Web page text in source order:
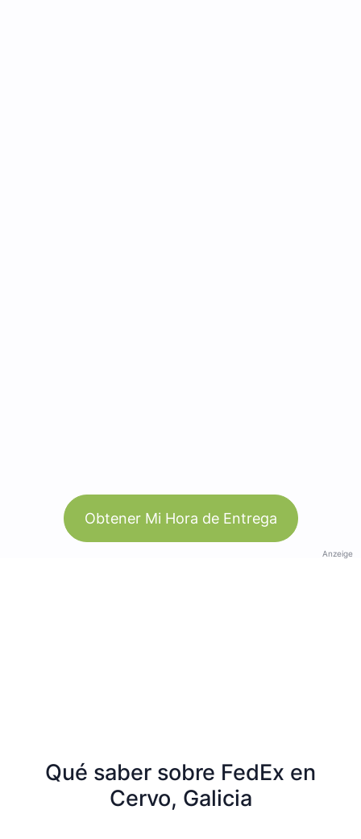
Obtener Mi Hora de Entrega
Anzeige
Qué saber sobre FedEx en
Cervo, Galicia